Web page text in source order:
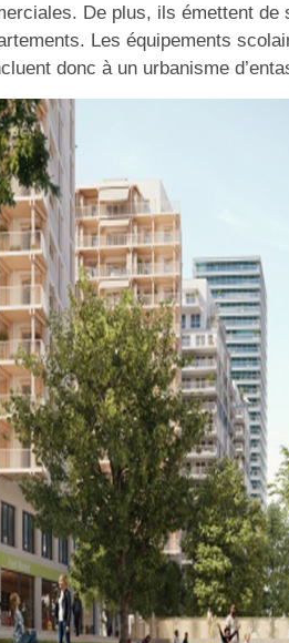
De plus, ils émettent
Les équipements
donc à un urbanisme